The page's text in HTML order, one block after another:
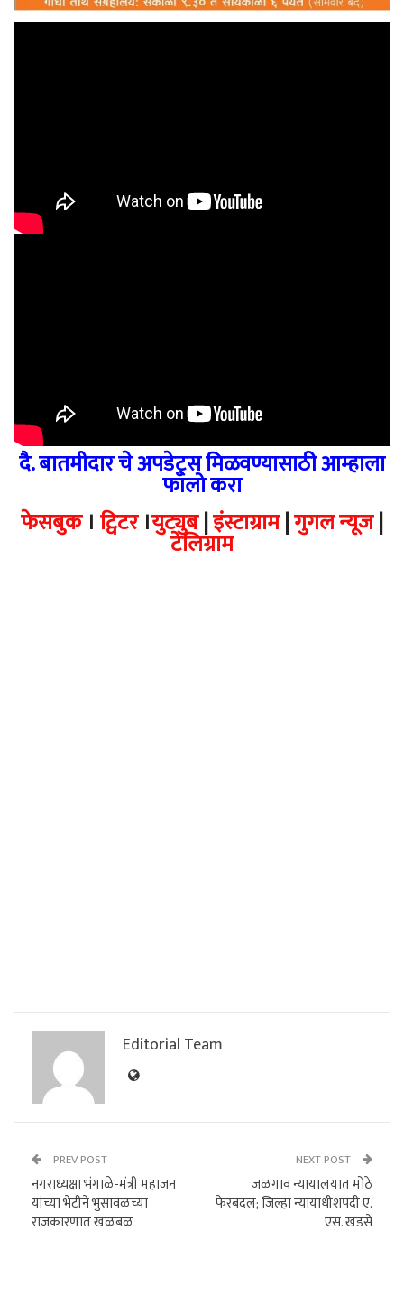
दै. बातमीदार चे अपडेट्स मिळवण्यासाठी आम्हाला
फॉलो करा
फेसबुक। ट्विटर।युट्युब|इंस्टाग्राम|गुगल न्यूज|
टेलिग्राम
Editorial Team
PREV POST
नगराध्यक्षा भंगाळे-मंत्री महाजन
यांच्या भेटीने भुसावळच्या
राजकारणात खळबळ
NEXT POST
जळगाव न्यायालयात मोठे
फेरबदल; जिल्हा न्यायाधीशपदी ए.
एस. खडसे